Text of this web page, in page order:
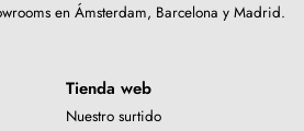
en Ámsterdam, Barcelona y Madrid.
Tienda web
Nuestro surtido